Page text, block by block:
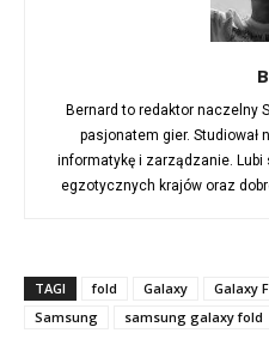
Bernard to redaktor naczelny
pasjonatem gier. Studiował
informatykę i zarządzanie.
egzotycznych krajów oraz
TAGI fold Galaxy Galaxy
Samsung
samsung galaxy fold